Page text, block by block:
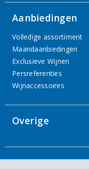
Aanbiedingen
Volledige assortiment
Maandaanbiedingen
Exclusieve Wijnen
Persreferenties
Wijnaccessoires
Overige